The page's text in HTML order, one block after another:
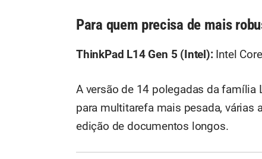
Para quem precisa de mais
ThinkPad L14 Gen 5 (Intel):Intel
A versão de 14 polegadas da família
para multitarefa mais pesada, várias
edição de documentos longos.